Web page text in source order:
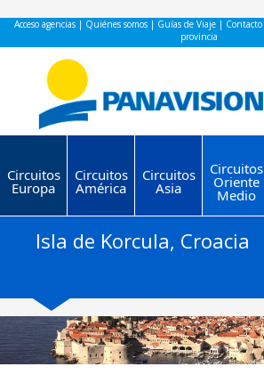
Acceso agencias | Quiénes somos | Guías de Viaje | Contacto
provincia
Circuitos
Europa
Circuitos
América
Circuitos
Asia
Circuitos
Oriente
Medio
Isla de Korcula, Croacia